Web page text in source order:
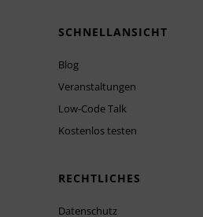
SCHNELLANSICHT
Blog
Veranstaltungen
Low-Code Talk
Kostenlos testen
RECHTLICHES
Datenschutz